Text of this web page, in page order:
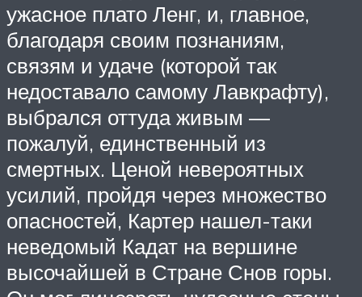
ужасное плато Ленг, и, главное,
благодаря своим познаниям,
связям и удаче (которой так
недоставало самому Лавкрафту),
выбрался оттуда живым —
пожалуй, единственный из
смертных. Ценой невероятных
усилий, пройдя через множество
опасностей, Картер нашел-таки
неведомый Кадат на вершине
высочайшей в Стране Снов горы.